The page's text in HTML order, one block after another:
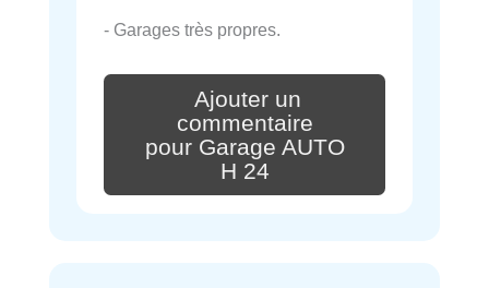
- Garages très propres.
Ajouter un
commentaire
pour Garage AUTO
H 24